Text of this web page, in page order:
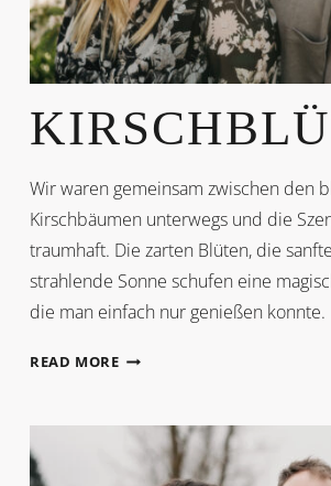
Wir waren gemeinsam zwischen den
Kirschbäumen unterwegs und die
traumhaft. Die zarten Blüten, die
strahlende Sonne schufen eine
die man einfach nur genießen konnte.
READ MOREKIRSCHBLÜTEN